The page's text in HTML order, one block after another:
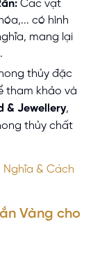
Các vật
có hình
mang lại
thủy đặc
tham khảo và
& Jewellery,
thủy chất
Nghĩa & Cách
Vàng cho